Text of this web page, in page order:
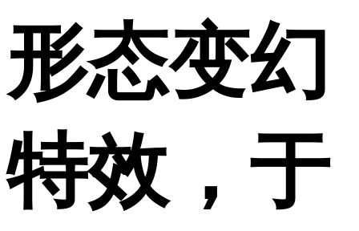
形态变幻
特效，于